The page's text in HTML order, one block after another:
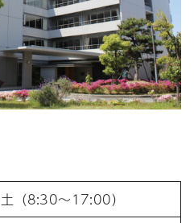
（8:30～17:00）